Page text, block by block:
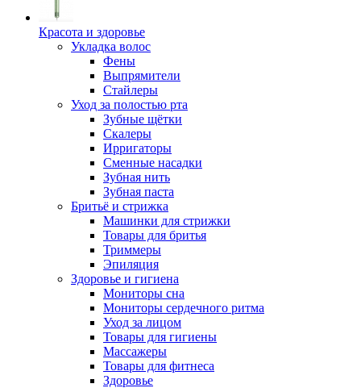
Красота и здоровье
Укладка волос
Фены
Выпрямители
Стайлеры
Уход за полостью рта
Зубные щётки
Скалеры
Ирригаторы
Сменные насадки
Зубная нить
Зубная паста
Бритьё и стрижка
Машинки для стрижки
Товары для бритья
Триммеры
Эпиляция
Здоровье и гигиена
Мониторы сна
Мониторы сердечного ритма
Уход за лицом
Товары для гигиены
Массажеры
Товары для фитнеса
Здоровье